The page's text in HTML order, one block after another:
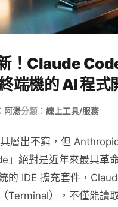
！Claude
端機的 AI 程式
阿湯分類： 線上工具/服務
層出不窮，但
」絕對是近年來最具革
的 IDE 擴充套件，
Terminal），不僅能讀